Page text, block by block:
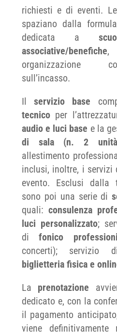
richiesti e di eventi.
spaziano dalla
dedicata a
associative/benefiche,
organizzazione
sull’incasso.
Ilservizio base
tecnicoper
audio e luci base e la
di sala (n. 2
allestimento
inclusi, inoltre, i
evento. Esclusi dalla
sono poi una serie di
quali: consulenza
luci personalizzato;
difonico
concerti); servizio
biglietteria fisica e
La prenotazione
dedicato e, con la
il pagamento
viene definitivamente